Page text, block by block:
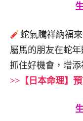
蛇氣騰祥納福
屬馬的朋友在蛇
抓住好機會，增添
>>【日本命理】